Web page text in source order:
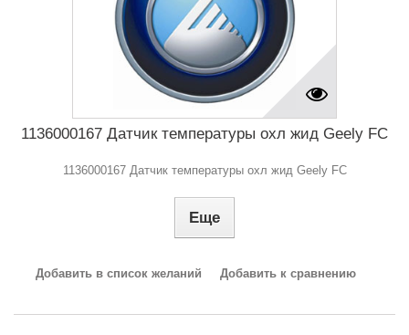
1136000167 Датчик температуры охл жид Geely FC
1136000167 Датчик температуры охл жид Geely FC
Еще
Добавить в список желаний Добавить к сравнению